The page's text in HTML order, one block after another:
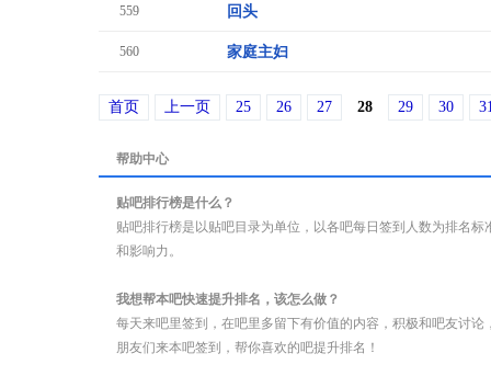
559 回头
560 家庭主妇
首页 上一页 25 26 27 28 29 30
帮助中心
贴吧排行榜是什么？
贴吧排行榜是以贴吧目录为单位，以各吧每日签到人数为排名
和影响力。
我想帮本吧快速提升排名，该怎么做？
每天来吧里签到，在吧里多留下有价值的内容，积极和吧友讨
朋友们来本吧签到，帮你喜欢的吧提升排名！